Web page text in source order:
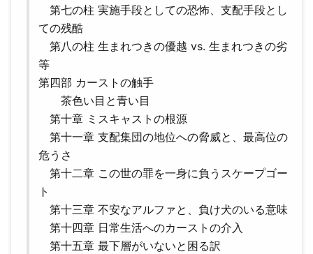
第七の柱 実施手段としての恐怖、支配手段とし
ての残酷
第八の柱 生まれつきの優越 vs. 生まれつきの劣
等
第四部 カーストの触手
茶色い目と青い目
第十章 ミスキャストの根源
第十一章 支配集団の地位への脅威と、最高位の
危うさ
第十二章 この世の罪を一身に負うスケープゴー
ト
第十三章 不安なアルファと、負け犬のいる意味
第十四章 日常生活へのカーストの介入
第十五章 最下層がいないと困る訳